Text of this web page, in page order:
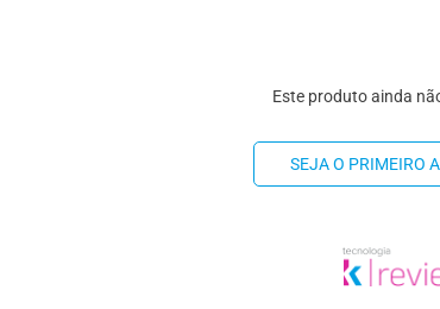
Este produto ainda
SEJA O PRIMEIRO